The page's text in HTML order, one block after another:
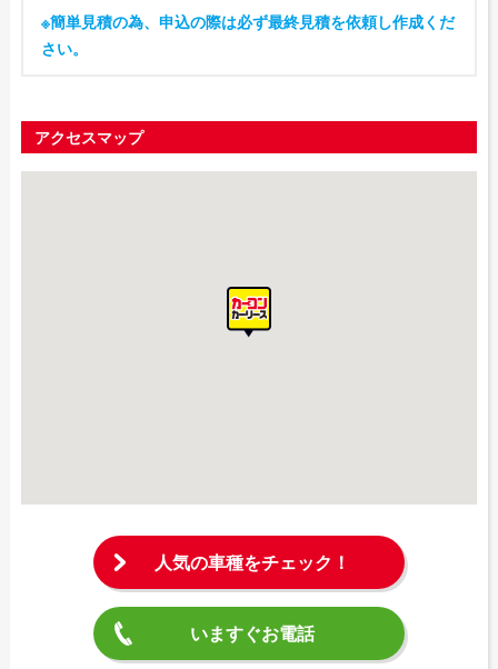
※簡単見積の為、申込の際は必ず最終見積を依頼し作成くだ
さい。
アクセスマップ
人気の車種をチェック！
いますぐお電話